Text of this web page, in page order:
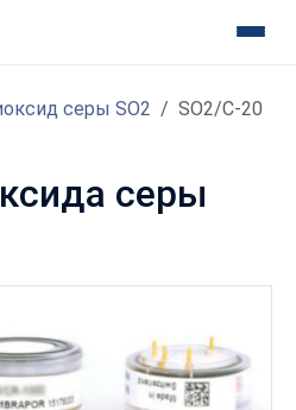
серы SO2 SO2/C-20
серы